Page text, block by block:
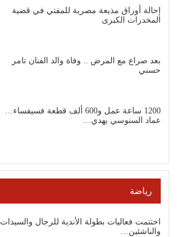
إحالة أوراق مذيعة مصرية للمفتي في قضية
المخدرات الكبرى
بعد صراع مع المرض .. وفاة والد الفنان تامر
حسني
1200 ساعة عمل و600 ألف قطعة فسيفساء…
عماد السنوسي يهدي…
رياضة
اختتمت فعاليات بطولة الأندية للرجال والسيدات
والناشئين…